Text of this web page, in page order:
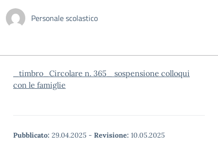
Personale scolastico
_timbro_Circolare n. 365_ sospensione colloqui
con le famiglie
Pubblicato: 29.04.2025 - Revisione: 10.05.2025